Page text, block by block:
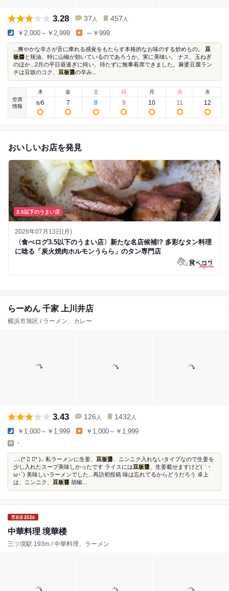
3.28 37 人 457 人
￥2,000～￥2,999 ～￥999
...爽やかな辛さが舌に痺れる感覚をもたらす本格的なお味のする炒めもの。
豆
板醬と辣油、特に山椒が効いているのであろうか。実に美味い。 ナス、玉ねぎ
のほか...2月の平日昼過ぎに伺い、待たずに無事着席できました。麻婆豆腐ラン
チは豆豉のコク、
豆板醤の辛み...
空席
情報
木
8/6
金
7
土
8
日
9
月
10
火
11
水
12
おいしいお店を発見
3.5以下のうまい店
2026年07月13日(月)
〈食べログ3.5以下のうまい店〉新たな名店候補!? 多彩なタン料理
に唸る「炭火焼肉ホルモンうらら」のタン専門店
らーめん 千家 上川井店
横浜市旭区 / ラーメン、カレー
3.43 126 人 1432 人
￥1,000～￥1,999 ￥1,000～￥1,999
-
...⸜(* ॑ ॑* )⸝ 私ラーメンに生姜、 豆板醤 、ニンニク入れないタイプなので生姜を
少し入れたスープ美味しかったです ライスには 豆板醤 、生姜載せますけど(｀･
ω･´) 美味しいラーメンでした...再訪初投稿 味は忘れてるからどうだろう 卓上
は、ニンニク、
豆板醤 胡椒...
中華料理 境華楼
三ツ境駅 193m / 中華料理、ラーメン